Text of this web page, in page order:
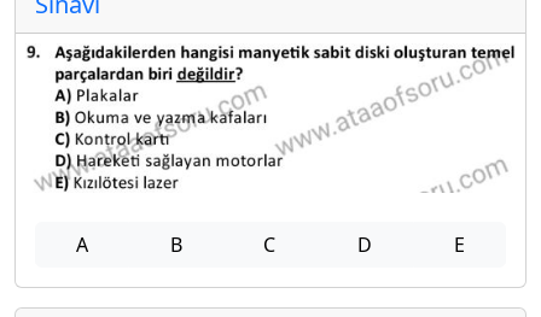
A B C D E